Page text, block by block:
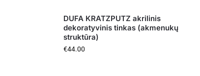
DUFA KRATZPUTZ akrilinis
dekoratyvinis tinkas (akmenukų
struktūra)
€44.00